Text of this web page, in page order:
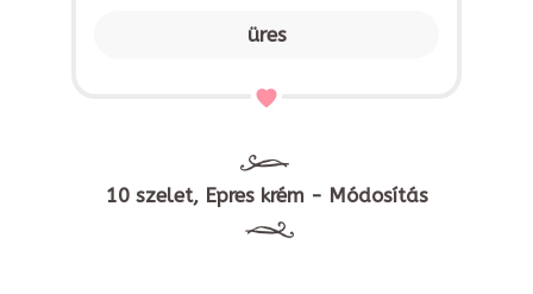
üres
10 szelet, Epres krém - Módosítás